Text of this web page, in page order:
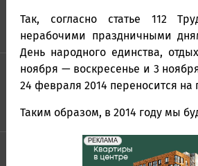
Карелии
|
Петрозаводск
ГОВОРИТ
Так, согласно статье 112
нерабочими праздничными
День народного единства,
ноября — воскресенье и 3
24 февраля 2014 переносится на
Таким образом, в 2014 году мы
erid: 2SDnjdeSPnB
РЕКЛАМА
Реклама